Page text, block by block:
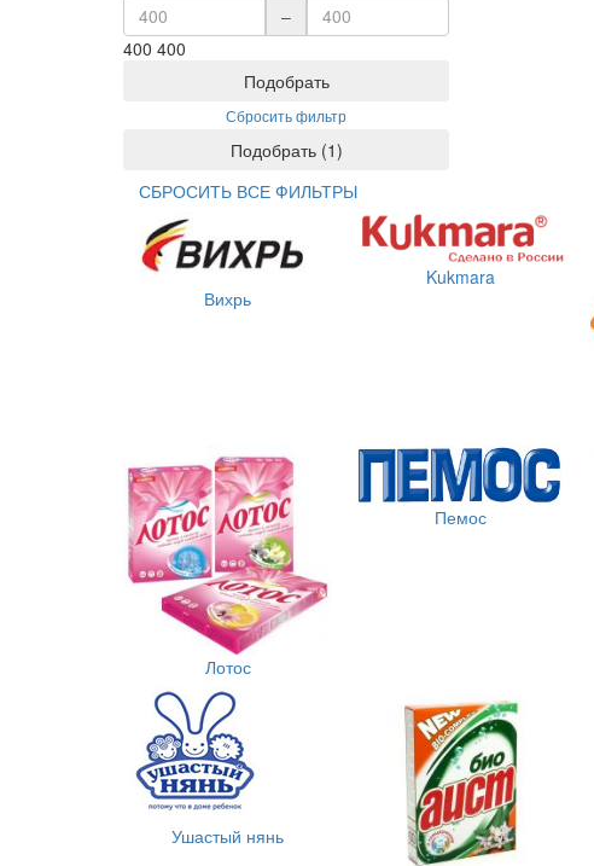
–
400 400
Подобрать
Сбросить фильтр
Подобрать (1)
СБРОСИТЬ ВСЕ ФИЛЬТРЫ
Вихрь
Kukmara
Лотос
Пемос
Ушастый нянь